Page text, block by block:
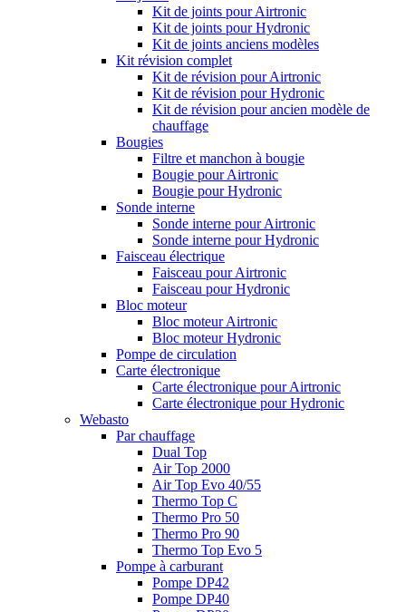
Kit de joints pour Airtronic
Kit de joints pour Hydronic
Kit de joints anciens modèles
Kit révision complet
Kit de révision pour Airtronic
Kit de révision pour Hydronic
Kit de révision pour ancien modèle de
chauffage
Bougies
Filtre et manchon à bougie
Bougie pour Airtronic
Bougie pour Hydronic
Sonde interne
Sonde interne pour Airtronic
Sonde interne pour Hydronic
Faisceau électrique
Faisceau pour Airtronic
Faisceau pour Hydronic
Bloc moteur
Bloc moteur Airtronic
Bloc moteur Hydronic
Pompe de circulation
Carte électronique
Carte électronique pour Airtronic
Carte électronique pour Hydronic
Webasto
Par chauffage
Dual Top
Air Top 2000
Air Top Evo 40/55
Thermo Top C
Thermo Pro 50
Thermo Pro 90
Thermo Top Evo 5
Pompe à carburant
Pompe DP42
Pompe DP40